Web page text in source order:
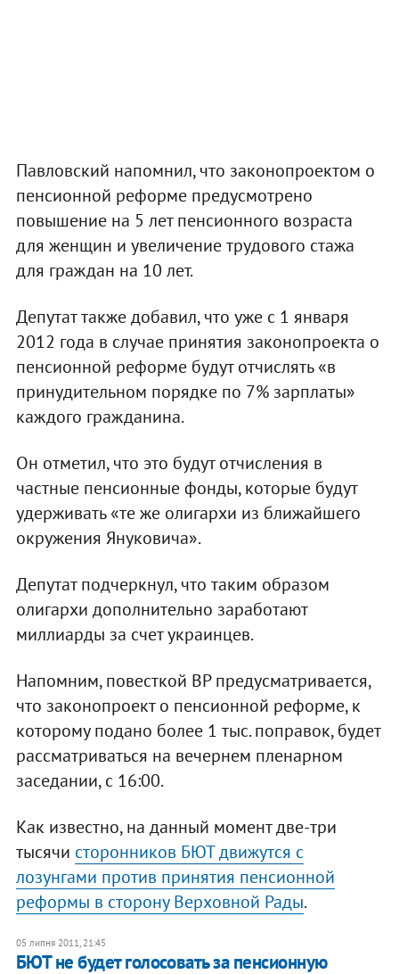
Павловский напомнил, что законопроектом о
пенсионной реформе предусмотрено
повышение на 5 лет пенсионного возраста
для женщин и увеличение трудового стажа
для граждан на 10 лет.
Депутат также добавил, что уже с 1 января
2012 года в случае принятия законопроекта о
пенсионной реформе будут отчислять «в
принудительном порядке по 7% зарплаты»
каждого гражданина.
Он отметил, что это будут отчисления в
частные пенсионные фонды, которые будут
удерживать «те же олигархи из ближайшего
окружения Януковича».
Депутат подчеркнул, что таким образом
олигархи дополнительно заработают
миллиарды за счет украинцев.
Напомним, повесткой ВР предусматривается,
что законопроект о пенсионной реформе, к
которому подано более 1 тыс. поправок, будет
рассматриваться на вечернем пленарном
заседании, с 16:00.
Как известно, на данный момент две-три
тысячи сторонников БЮТ движутся с
лозунгами против принятия пенсионной
реформы в сторону Верховной Рады.
05 липня 2011, 21:45
БЮТ не будет голосовать за пенсионную